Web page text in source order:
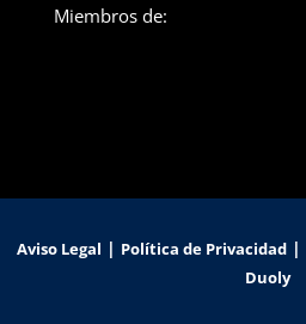
Miembros de:
Aviso Legal | Política de Privacidad|
Duoly